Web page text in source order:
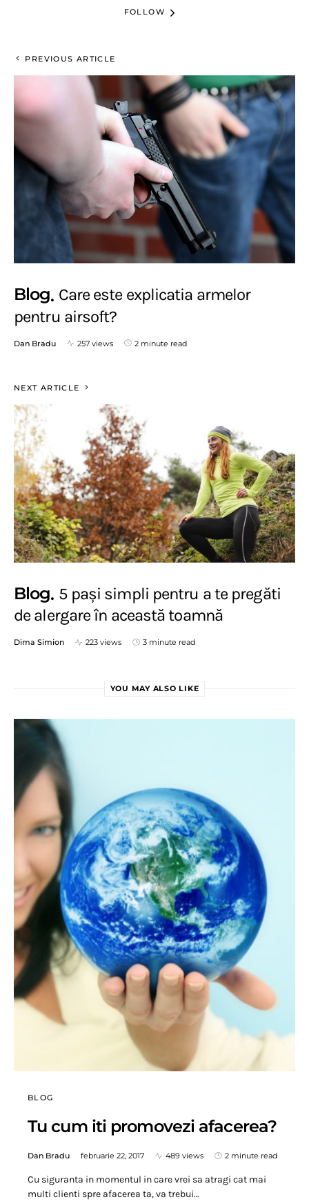
FOLLOW
PREVIOUS ARTICLE
Blog Care este explicatia armelor
pentru airsoft?
Dan Bradu 257 views 2 minute read
NEXT ARTICLE
Blog 5 pași simpli pentru a te pregăti
de alergare în această toamnă
Dima Simion 223 views 3 minute read
YOU MAY ALSO LIKE
BLOG
Tu cum iti promovezi afacerea?
Dan Bradu februarie 22, 2017 489 views 2 minute read
Cu siguranta in momentul in care vrei sa atragi cat mai
multi clienti spre afacerea ta, va trebui…